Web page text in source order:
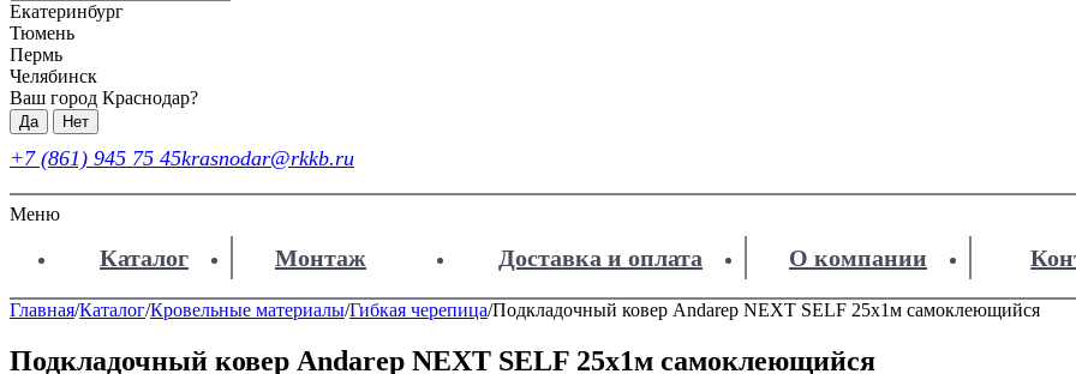
Екатеринбург
Тюмень
Пермь
Челябинск
Ваш город Краснодар?
Да Нет
+7 (861) 945 75 45krasnodar@rkkb.ru
Меню
Каталог Монтаж Доставка и оплата О компании
Главная/Каталог/Кровельные материалы/Гибкая черепица/Подкладочный ковер Andarep NEXT SELF 25х1м самоклеющийся
Подкладочный ковер Andarep NEXT SELF 25х1м самоклеющийся